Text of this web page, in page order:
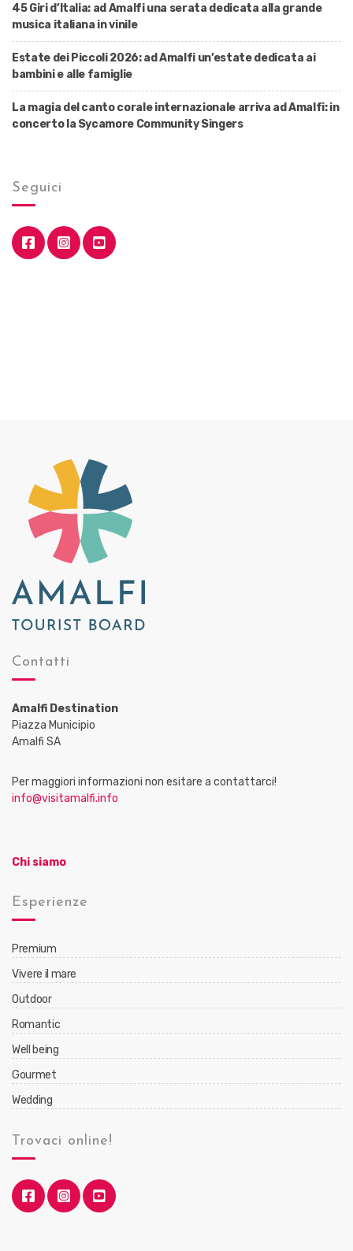
45 Giri d’Italia: ad Amalfi una serata dedicata alla grande
musica italiana in vinile
Estate dei Piccoli 2026: ad Amalfi un’estate dedicata ai
bambini e alle famiglie
La magia del canto corale internazionale arriva ad Amalfi: in
concerto la Sycamore Community Singers
Seguici
Contatti
Amalfi Destination
Piazza Municipio
Amalfi SA
Per maggiori informazioni non esitare a contattarci!
info@visitamalfi.info
Chi siamo
Esperienze
Premium
Vivere il mare
Outdoor
Romantic
Well being
Gourmet
Wedding
Trovaci online!